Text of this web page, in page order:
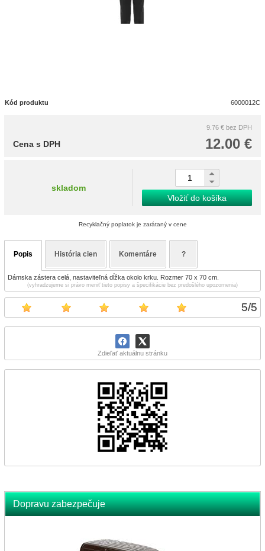
5/5
Zdieľať aktuálnu stránku
Dopravu zabezpečuje
Kód produktu 6000012C
9.76 € bez DPH
12.00 €
Cena s DPH
skladom
Vložiť do košíka
Recyklačný poplatok je zarátaný v cene
Popis História cien Komentáre ?
Dámska zástera celá, nastaviteľná dĺžka okolo krku. Rozmer 70 x 70 cm.
(vyhradzujeme si právo meniť tieto popisy a špecifikácie bez predošlého upozornenia)